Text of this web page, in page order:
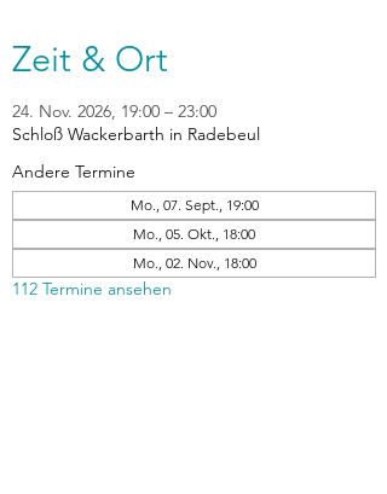
Zeit & Ort
24. Nov. 2026, 19:00 – 23:00
Schloß Wackerbarth in Radebeul
Andere Termine
Mo., 07. Sept., 19:00
Mo., 05. Okt., 18:00
Mo., 02. Nov., 18:00
112 Termine ansehen